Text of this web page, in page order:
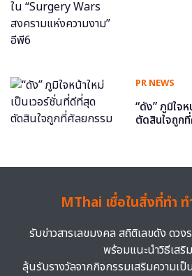
PR NEWS
“ดัง” ภูมิใจ
ตัดสินใจถูก
MThai เชื่อในสิ่งที่ทำ ท
รับข่าวสารเลขมงคล สถิติเลขดัง ดวง
พร้อมแนะนำวิธีเสริ
ลุ้นรับรางวัลจากกิจกรรมเสริมความเ